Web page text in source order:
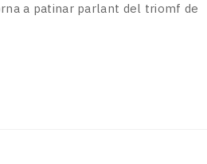
a patinar parlant del triomf de